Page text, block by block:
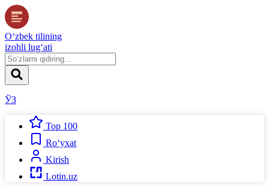
O‘zbek tilining
izohli lug‘ati
ЎЗ
Top 100
Ro‘yxat
Kirish
Lotin.uz